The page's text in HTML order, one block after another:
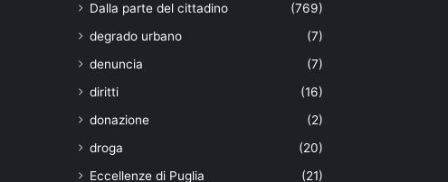
Dalla parte del cittadino
(769)
degrado urbano
(7)
denuncia
(7)
diritti
(16)
donazione
(2)
droga
(20)
Eccellenze di Puglia
(21)